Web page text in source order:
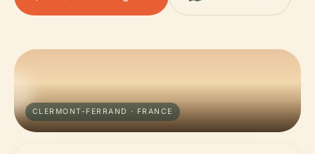
CLERMONT-FERRAND · FRANCE